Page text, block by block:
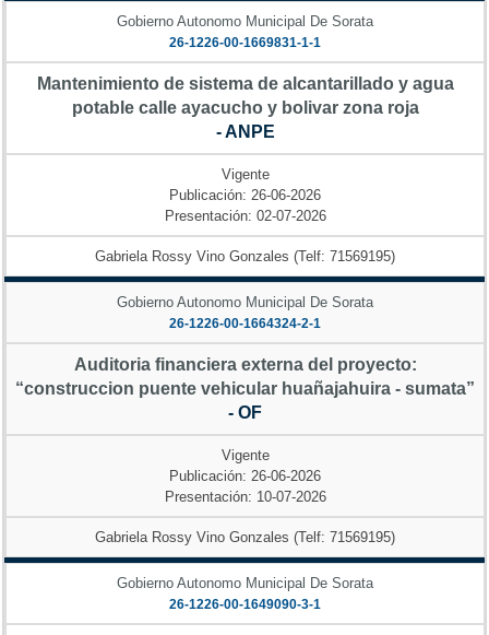
Gobierno Autonomo Municipal De Sorata
26-1226-00-1669831-1-1
Mantenimiento de sistema de alcantarillado y agua
potable calle ayacucho y bolivar zona roja
- ANPE
Vigente
Publicación: 26-06-2026
Presentación: 02-07-2026
Gabriela Rossy Vino Gonzales (Telf: 71569195)
Gobierno Autonomo Municipal De Sorata
26-1226-00-1664324-2-1
Auditoria financiera externa del proyecto:
“construccion puente vehicular huañajahuira - sumata”
- OF
Vigente
Publicación: 26-06-2026
Presentación: 10-07-2026
Gabriela Rossy Vino Gonzales (Telf: 71569195)
Gobierno Autonomo Municipal De Sorata
26-1226-00-1649090-3-1